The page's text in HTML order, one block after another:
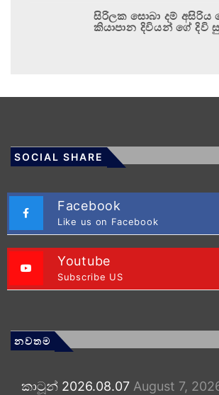
සිරිලක සොබා දම් අසිරිය
කියාපාන දිවියන් ගේ දිවි
SOCIAL SHARE
Facebook
Like us on Facebook
Youtube
Subscribe US
නවතම
කාටූන් 2026.08.07 August 7,